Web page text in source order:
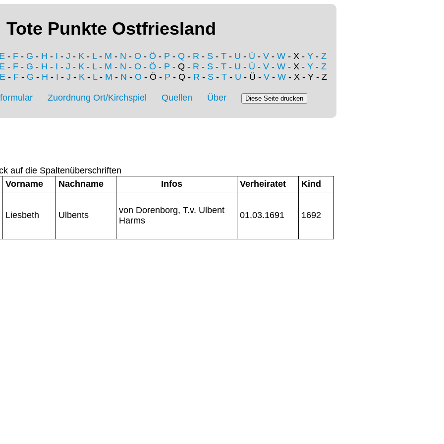
Tote Punkte Ostfriesland
- F - G - H - I - J - K - L- M - N - O - Ö - P - Q - R - S - T - U - Ü - V - W - X - Y - Z
- F - G - H - I - J - K - L- M - N - O - Ö - P - Q - R - S - T - U - Ü - V - W - X - Y - Z
- F- G - H - I - J - K- L- M - N - O - Ö - P - Q - R - S- T- U - Ü - V- W- X - Y - Z
Zuordnung Ort/Kirchspiel Quellen Über
auf die Spaltenüberschriften
Vorname
Nachname Infos Verheiratet Kind
Liesbeth Ulbents
von Dorenborg, T.v. Ulbent
Harms
01.03.1691 1692